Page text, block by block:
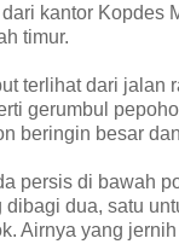
kantor Kopdes
timur.
terlihat dari jalan
gerumbul
beringin besar
persis di bawah
dibagi dua, satu
Airnya yang